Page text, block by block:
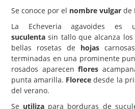
Árboles y Palmeras
Arbustos y Trepadoras
Cactus y Suculentas
Se conoce por el nombre vulgar de
La Echeveria agavoides es
suculenta sin tallo que alcanza
bellas rosetas de hojas
terminadas en una prominente
rosados aparecenflores
punta amarilla. Florece desde la
del verano.
Se utiliza para borduras de